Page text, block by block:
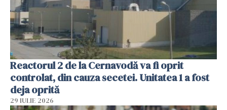
Reactorul 2 de la Cernavodă va fi oprit
controlat, din cauza secetei. Unitatea 1 a fost
deja oprită
29 IULIE 2026